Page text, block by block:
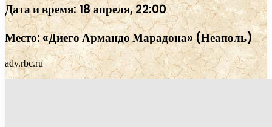
Дата и время: 18 апреля, 22:00
Место: «Диего Армандо Марадона» (Неаполь)
adv.rbc.ru